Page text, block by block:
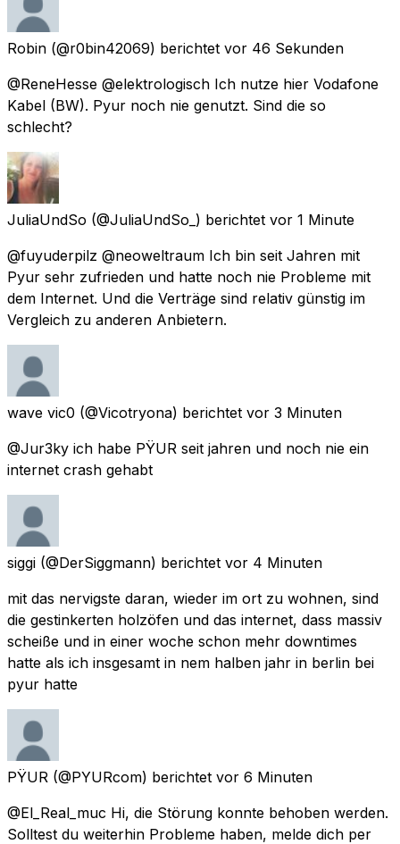
Robin (@r0bin42069) berichtet vor 46 Sekunden
@ReneHesse @elektrologisch Ich nutze hier Vodafone
Kabel (BW). Pyur noch nie genutzt. Sind die so
schlecht?
JuliaUndSo (@JuliaUndSo_) berichtet vor 1 Minute
@fuyuderpilz @neoweltraum Ich bin seit Jahren mit
Pyur sehr zufrieden und hatte noch nie Probleme mit
dem Internet. Und die Verträge sind relativ günstig im
Vergleich zu anderen Anbietern.
wave vic0 (@Vicotryona) berichtet vor 3 Minuten
@Jur3ky ich habe PŸUR seit jahren und noch nie ein
internet crash gehabt
siggi (@DerSiggmann) berichtet vor 4 Minuten
mit das nervigste daran, wieder im ort zu wohnen, sind
die gestinkerten holzöfen und das internet, dass massiv
scheiße und in einer woche schon mehr downtimes
hatte als ich insgesamt in nem halben jahr in berlin bei
pyur hatte
PŸUR (@PYURcom) berichtet vor 6 Minuten
@El_Real_muc Hi, die Störung konnte behoben werden.
Solltest du weiterhin Probleme haben, melde dich per